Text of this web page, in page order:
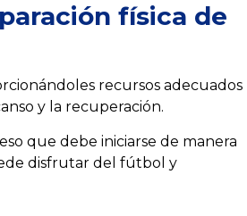
física de
recursos adecuados
y la recuperación.
que debe iniciarse de manera
disfrutar del fútbol y